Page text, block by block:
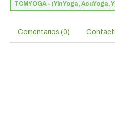
TCMYOGA - (Yin Yoga, AcuYoga,
Comentarios (0)